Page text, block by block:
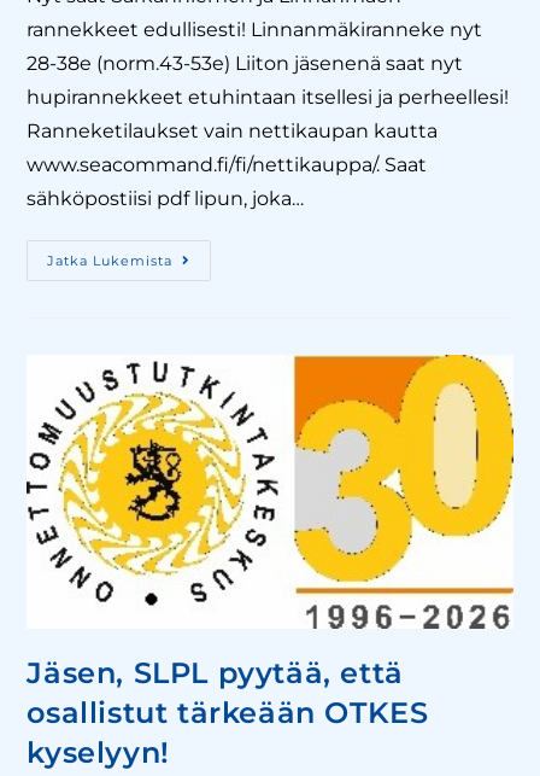
rannekkeet edullisesti! Linnanmäkiranneke nyt
28-38e (norm.43-53e) Liiton jäsenenä saat nyt
hupirannekkeet etuhintaan itsellesi ja perheellesi!
Ranneketilaukset vain nettikaupan kautta
www.seacommand.fi/fi/nettikauppa/. Saat
sähköpostiisi pdf lipun, joka…
Jatka Lukemista
Jäsen, SLPL pyytää, että
osallistut tärkeään OTKES
kyselyyn!